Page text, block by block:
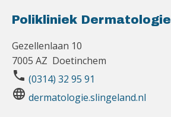
Polikliniek Dermatologie
Gezellenlaan 10
7005 AZ Doetinchem
phone (0314) 32 95 91
language dermatologie.slingeland.nl